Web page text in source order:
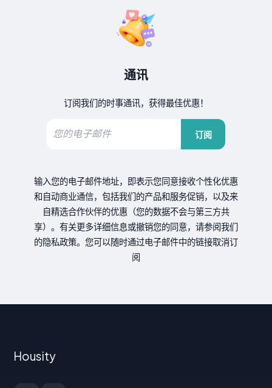
通讯
订阅我们的时事通讯，获得最佳优惠！
订阅
输入您的电子邮件地址，即表示您同意接收个性化优惠
和自动商业通信，包括我们的产品和服务促销，以及来
自精选合作伙伴的优惠（您的数据不会与第三方共
享）。有关更多详细信息或撤销您的同意，请参阅我们
的隐私政策。您可以随时通过电子邮件中的链接取消订
阅
Housity